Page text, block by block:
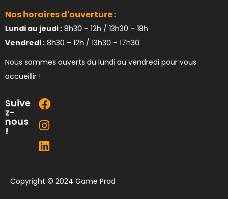
Nos horaires d'ouverture :
Lundi au jeudi : 8h30 – 12h / 13h30 – 18h
Vendredi : 8h30 – 12h / 13h30 – 17h30
Nous sommes ouverts du lundi au vendredi pour vous
accueillir !
Suive
z-
nous
!
Copyright © 2024 Game Prod